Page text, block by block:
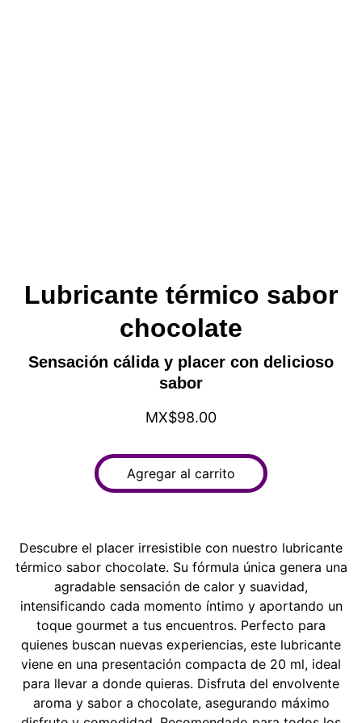
Lubricante térmico sabor
chocolate
Sensación cálida y placer con delicioso
sabor
MX$98.00
Agregar al carrito
Descubre el placer irresistible con nuestro lubricante
térmico sabor chocolate. Su fórmula única genera una
agradable sensación de calor y suavidad,
intensificando cada momento íntimo y aportando un
toque gourmet a tus encuentros. Perfecto para
quienes buscan nuevas experiencias, este lubricante
viene en una presentación compacta de 20 ml, ideal
para llevar a donde quieras. Disfruta del envolvente
aroma y sabor a chocolate, asegurando máximo